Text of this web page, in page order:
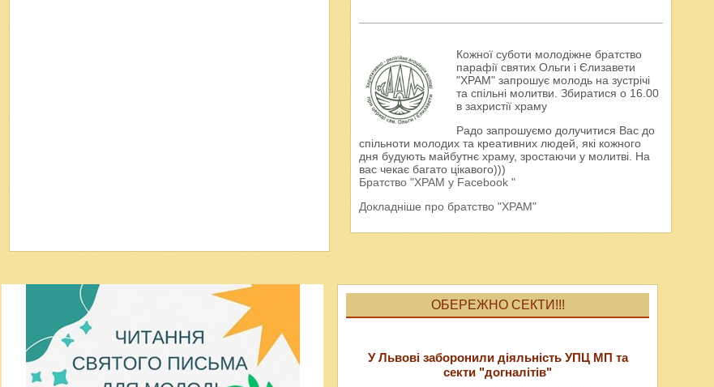
Кожної суботи молодіжне братство
парафії святих Ольги і Єлизавети
"ХРАМ" запрошує молодь на зустрічі
та спільні молитви. Збиратися о 16.00
в захристії храму
Радо запрошуємо долучитися Вас до
спільноти молодих та креативних людей, які кожного
дня будують майбутнє храму, зростаючи у молитві. На
вас чекає багато цікавого)))
Братство "ХРАМ у Facebook "
Докладніше про братство "ХРАМ"
ОБЕРЕЖНО СЕКТИ!!!
У Львові заборонили діяльність УПЦ МП та
секти "догналітів"